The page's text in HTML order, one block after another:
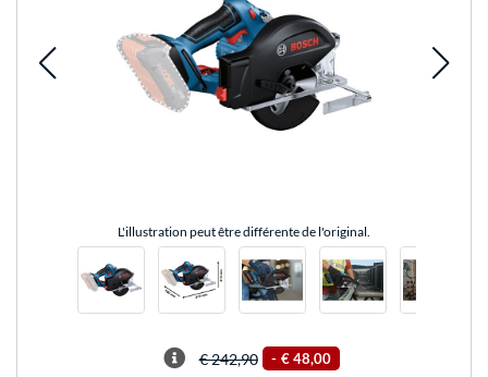
L'illustration peut être différente de l'original.
€ 242,90 - € 48,00